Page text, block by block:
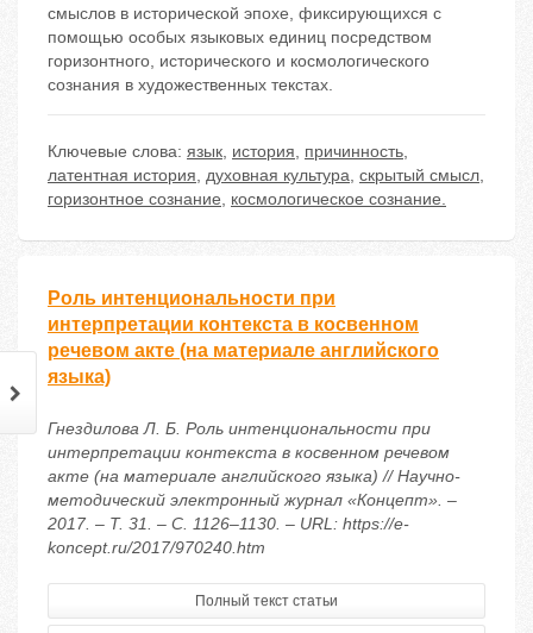
смыслов в исторической эпохе, фиксирующихся с
помощью особых языковых единиц посредством
горизонтного, исторического и космологического
сознания в художественных текстах.
Ключевые слова: язык, история, причинность,
латентная история, духовная культура, скрытый смысл,
горизонтное сознание, космологическое сознание.
Роль интенциональности при
интерпретации контекста в косвенном
речевом акте (на материале английского
языка)
Гнездилова Л. Б. Роль интенциональности при
интерпретации контекста в косвенном речевом
акте (на материале английского языка) // Научно-
методический электронный журнал «Концепт». –
2017. – Т. 31. – С. 1126–1130. – URL: https://e-
koncept.ru/2017/970240.htm
Полный текст статьи